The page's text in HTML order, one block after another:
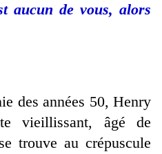
aucun de vous, alors
des années 50, Henry
vieillissant, âgé de
trouve au crépuscule